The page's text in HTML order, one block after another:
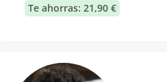
Te ahorras: 21,90 €